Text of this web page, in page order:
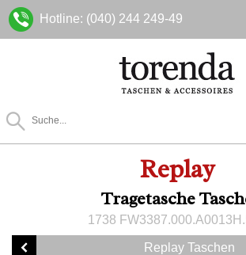
Hotline: (040) 244 249-49
Replay
Tragetasche
1738
Replay Taschen